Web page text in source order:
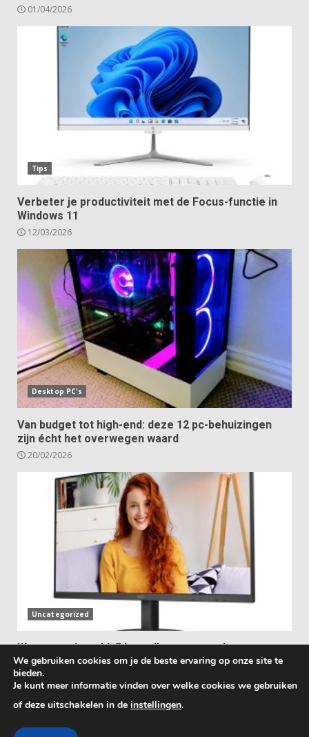
01/04/2026
Tips
Verbeter je productiviteit met de Focus-functie in
Windows 11
12/03/2026
Desktop PC's
Van budget tot high-end: deze 12 pc-behuizingen
zijn écht het overwegen waard
20/02/2026
Uncategorized
Waar voor je geld: 5 betaalbare pc-monitoren met
ingebouwde luidsprekers
31/01/2026
We gebruiken cookies om je de beste ervaring op onze site te
bieden.
Je kunt meer informatie vinden over welke cookies we gebruiken
of deze uitschakelen in de instellingen.